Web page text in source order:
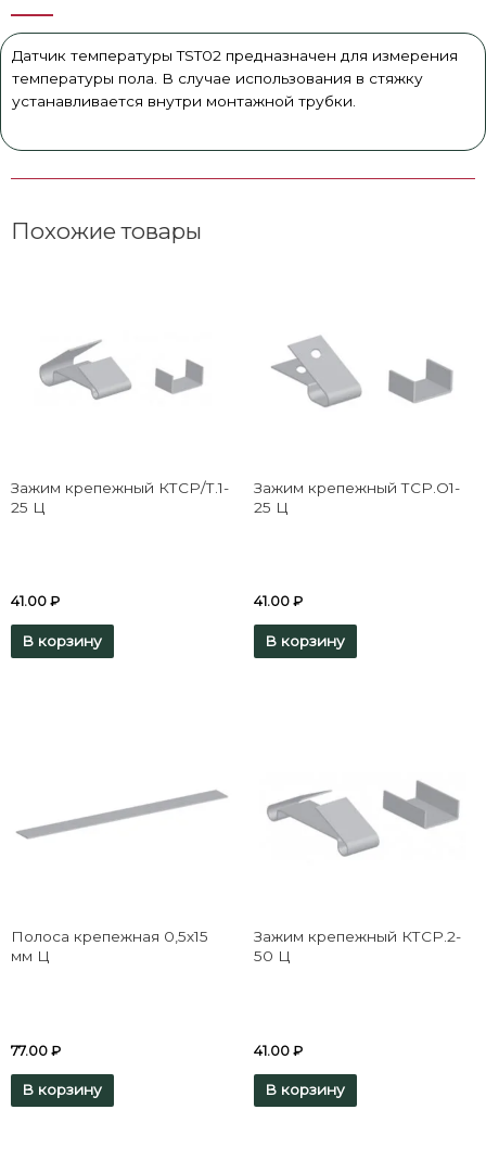
Датчик температуры TST02 предназначен для измерения
температуры пола. В случае использования в стяжку
устанавливается внутри монтажной трубки.
Похожие товары
Зажим крепежный КТСР/Т.1-
25 Ц
41.00 ₽
В корзину
Зажим крепежный ТСР.О1-
25 Ц
41.00 ₽
В корзину
Полоса крепежная 0,5х15
мм Ц
77.00 ₽
В корзину
Зажим крепежный КТСР.2-
50 Ц
41.00 ₽
В корзину